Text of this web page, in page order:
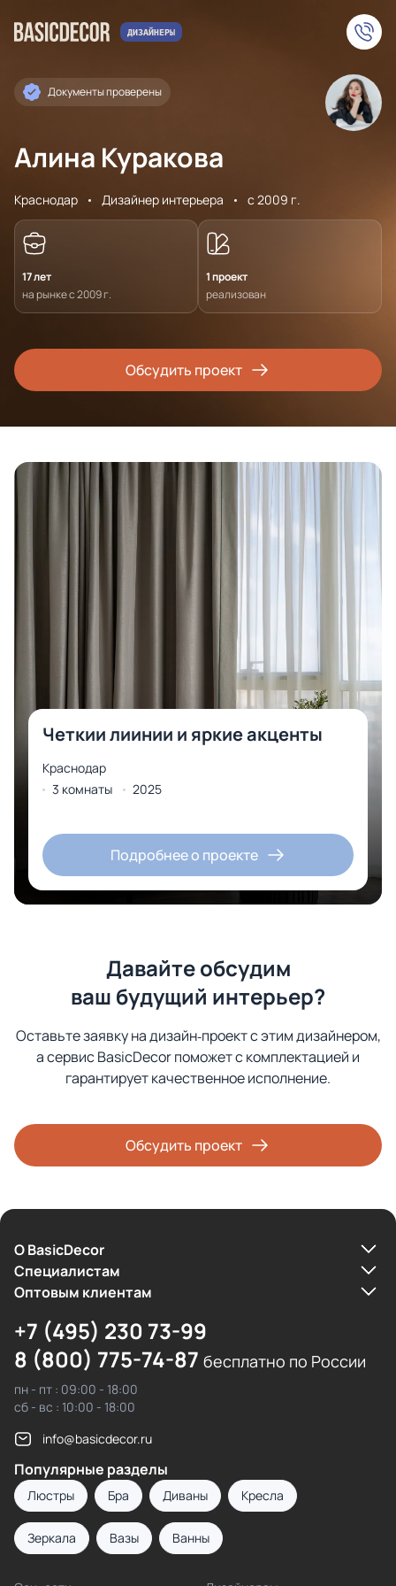
Документы проверены
Алина Куракова
Краснодар Дизайнер интерьера с 2009 г.
17 лет
на рынке с 2009 г.
1 проект
реализован
Обсудить проект
Четкии лиинии и яркие акценты
Краснодар
3 комнаты
2025
Подробнее о проекте
Давайте обсудим
ваш будущий интерьер?
Оставьте заявку на дизайн‑проект с этим дизайнером,
а сервис BasicDecor поможет с комплектацией и
гарантирует качественное исполнение.
Обсудить проект
О BasicDecor
Cпециалистам
Оптовым клиентам
+7 (495) 230 73-99
8 (800) 775-74-87 бесплатно по России
пн - пт : 09:00 - 18:00
сб - вс : 10:00 - 18:00
info@basicdecor.ru
Популярные разделы
Люстры Бра Диваны Кресла
Зеркала Вазы Ванны